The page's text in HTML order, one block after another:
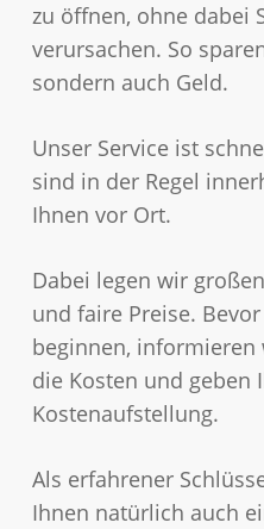
zu öffnen, ohne dabei
verursachen. So
sondern auch Geld.
Unser Service ist
sind in der Regel
Ihnen vor Ort.
Dabei legen wir
und faire Preise.
beginnen,
die Kosten und geben
Kostenaufstellung.
Als erfahrener
Ihnen natürlich auch